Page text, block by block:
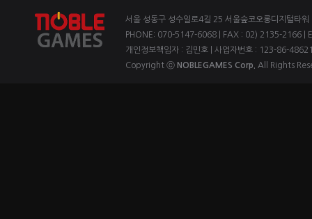
서울 성동구 성수일로4길 25 서울숲코오롱디지털타
PHONE: 070-5147-6068 | FAX : 02) 2135-2166 |
개인정보책임자 : 김민호 | 사업자번호 : 123-86-
Copyright ⓒ NOBLEGAMES Corp. All Rights